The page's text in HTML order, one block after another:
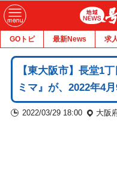
GOトピ 最新News 求
【東大阪市】長堂1
ミマ』が、2022年4
2022/03/29 18:00 大阪